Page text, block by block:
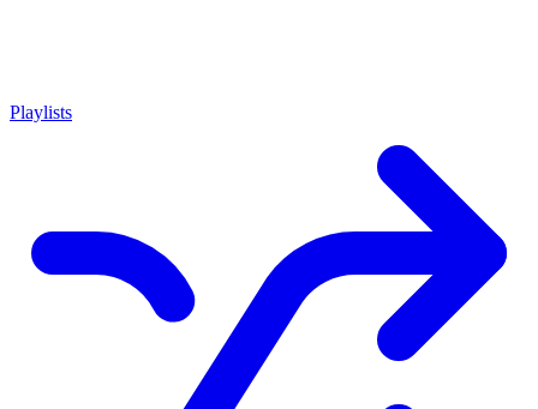
Playlists